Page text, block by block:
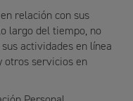
relación con sus
largo del tiempo, no
actividades en línea
otros servicios en